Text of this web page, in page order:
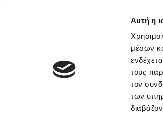
Αυτή η
μέσων
τους
τον
των
Νέα & Πληροφορίες
Previous
ITALLO